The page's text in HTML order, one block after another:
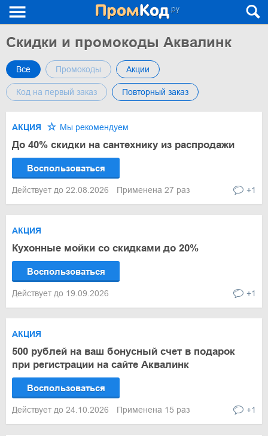
Скидки и промокоды Аквалинк
Все Промокоды Акции
Код на первый заказ Повторный заказ
АКЦИЯ Мы рекомендуем
До 40% скидки на сантехнику из распродажи
Воспользоваться
Действует до 22.08.2026 Применена 27 раз +1
АКЦИЯ
Кухонные мойки со скидками до 20%
Воспользоваться
Действует до 19.09.2026 +1
АКЦИЯ
500 рублей на ваш бонусный счет в подарок
при регистрации на сайте Аквалинк
Воспользоваться
Действует до 24.10.2026 Применена 15 раз +1